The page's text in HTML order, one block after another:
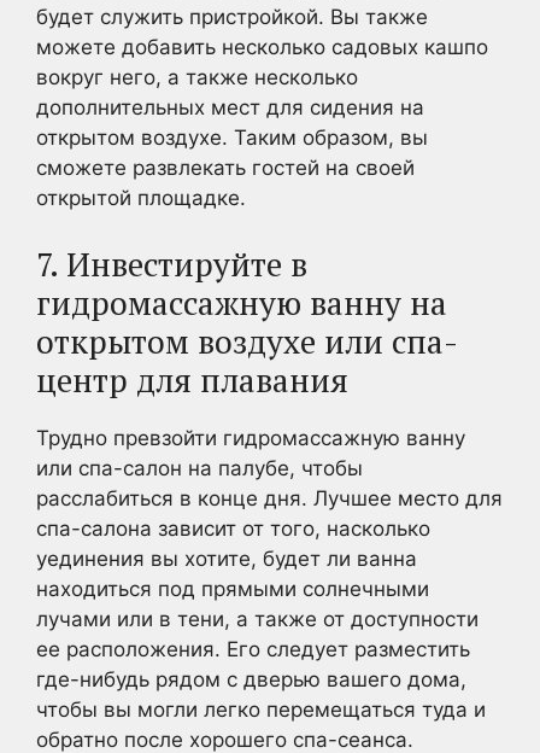
будет служить пристройкой. Вы также
можете добавить несколько садовых кашпо
вокруг него, а также несколько
дополнительных мест для сидения на
открытом воздухе. Таким образом, вы
сможете развлекать гостей на своей
открытой площадке.
7. Инвестируйте в
гидромассажную ванну на
открытом воздухе или спа-
центр для плавания
Трудно превзойти гидромассажную ванну
или спа-салон на палубе, чтобы
расслабиться в конце дня. Лучшее место для
спа-салона зависит от того, насколько
уединения вы хотите, будет ли ванна
находиться под прямыми солнечными
лучами или в тени, а также от доступности
ее расположения. Его следует разместить
где-нибудь рядом с дверью вашего дома,
чтобы вы могли легко перемещаться туда и
обратно после хорошего спа-сеанса.